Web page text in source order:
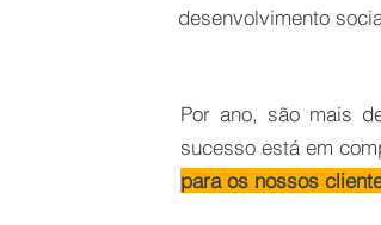
desenvolvimento
Por ano, são mais
sucesso está em
para os nossos